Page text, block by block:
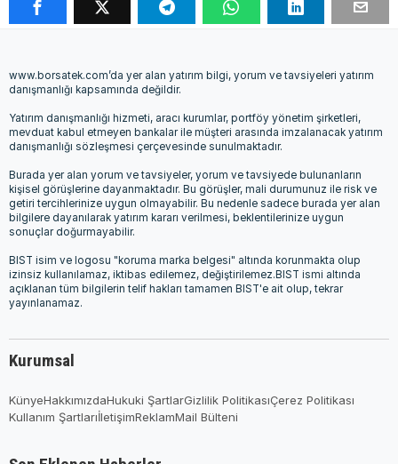
www.borsatek.com’da yer alan yatırım bilgi, yorum ve tavsiyeleri yatırım
danışmanlığı kapsamında değildir.
Yatırım danışmanlığı hizmeti, aracı kurumlar, portföy yönetim şirketleri,
mevduat kabul etmeyen bankalar ile müşteri arasında imzalanacak yatırım
danışmanlığı sözleşmesi çerçevesinde sunulmaktadır.
Burada yer alan yorum ve tavsiyeler, yorum ve tavsiyede bulunanların
kişisel görüşlerine dayanmaktadır. Bu görüşler, mali durumunuz ile risk ve
getiri tercihlerinize uygun olmayabilir. Bu nedenle sadece burada yer alan
bilgilere dayanılarak yatırım kararı verilmesi, beklentilerinize uygun
sonuçlar doğurmayabilir.
BIST isim ve logosu "koruma marka belgesi" altında korunmakta olup
izinsiz kullanılamaz, iktibas edilemez, değiştirilemez.BIST ismi altında
açıklanan tüm bilgilerin telif hakları tamamen BIST'e ait olup, tekrar
yayınlanamaz.
Kurumsal
KünyeHakkımızdaHukuki ŞartlarGizlilik PolitikasıÇerez Politikası
Kullanım ŞartlarıİletişimReklamMail Bülteni